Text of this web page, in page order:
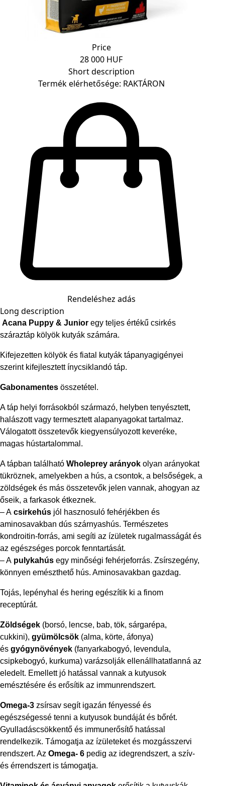
Price
28 000 HUF
Short description
Termék elérhetősége: RAKTÁRON
Rendeléshez adás
Long description
Acana Puppy & Junior egy teljes értékű csirkés
száraztáp kölyök kutyák számára.
Kifejezetten kölyök és fiatal kutyák tápanyagigényei
szerint kifejlesztett ínycsiklandó táp.
Gabonamentes összetétel.
A táp helyi forrásokból származó, helyben tenyésztett,
halászott vagy termesztett alapanyagokat tartalmaz.
Válogatott összetevők kiegyensúlyozott keveréke,
magas hústartalommal.
A tápban található Wholeprey arányok olyan arányokat
tükröznek, amelyekben a hús, a csontok, a belsőségek, a
zöldségek és más összetevők jelen vannak, ahogyan az
őseik, a farkasok étkeznek.
– A csirkehús jól hasznosuló fehérjékben és
aminosavakban dús szárnyashús. Természetes
kondroitin-forrás, ami segíti az ízületek rugalmasságát és
az egészséges porcok fenntartását.
– A pulykahús egy minőségi fehérjeforrás. Zsírszegény,
könnyen emészthető hús. Aminosavakban gazdag.
Tojás, lepényhal és hering egészítik ki a finom
receptúrát.
Zöldségek (borsó, lencse, bab, tök, sárgarépa,
cukkini), gyümölcsök (alma, körte, áfonya)
és gyógynövények (fanyarkabogyó, levendula,
csipkebogyó, kurkuma) varázsolják ellenállhatatlanná az
eledelt. Emellett jó hatással vannak a kutyusok
emésztésére és erősítik az immunrendszert.
Omega-3 zsírsav segít igazán fényessé és
egészségessé tenni a kutyusok bundáját és bőrét.
Gyulladáscsökkentő és immunerősítő hatással
rendelkezik. Támogatja az ízületeket és mozgásszervi
rendszert. Az Omega- 6 pedig az idegrendszert, a szív-
és érrendszert is támogatja.